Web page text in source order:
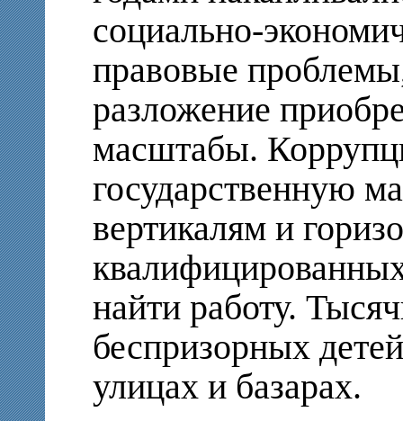
социально-
правовые
разложение
масштабы.
государственную
вертикалям и
найти работу.
беспризорных
улицах и базарах.